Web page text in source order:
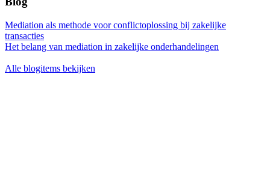
Mediation als methode voor conflictoplossing bij zakelijke
transacties
Het belang van mediation in zakelijke onderhandelingen
Alle blogitems bekijken